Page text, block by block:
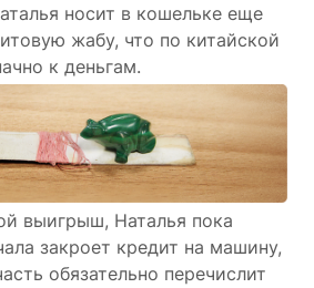
носит в кошельке еще
жабу, что по китайской
к деньгам.
выигрыш, Наталья пока
закроет кредит на машину,
обязательно перечислит